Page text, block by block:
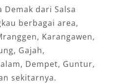
Demak dari Salsa
berbagai area,
Karangawen,
Gajah,
Dempet, Guntur,
sekitarnya.